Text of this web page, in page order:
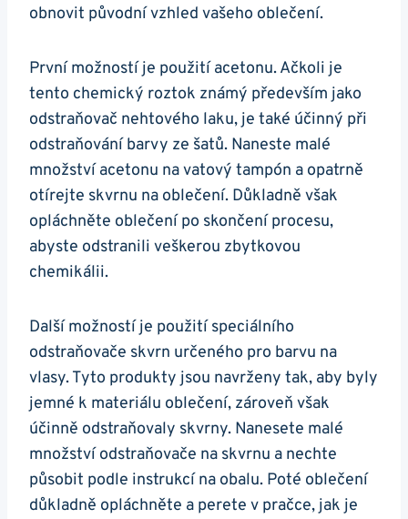
obnovit původní vzhled vašeho oblečení.
První možností je použití acetonu. Ačkoli je
tento chemický roztok známý především jako
odstraňovač nehtového laku, je také účinný při
odstraňování barvy ze šatů. Naneste malé
množství acetonu na vatový tampón a opatrně
otírejte skvrnu na oblečení. Důkladně však
opláchněte oblečení po skončení procesu,
abyste odstranili veškerou zbytkovou
chemikálii.
Další možností je použití speciálního
odstraňovače skvrn určeného pro barvu na
vlasy. Tyto produkty jsou navrženy tak, aby byly
jemné k materiálu oblečení, zároveň však
účinně odstraňovaly skvrny. Nanesete malé
množství odstraňovače na skvrnu a nechte
působit podle instrukcí na obalu. Poté oblečení
důkladně opláchněte a perete v pračce, jak je